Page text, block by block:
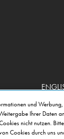
Copyright ©
und
Ihrer Daten
nicht nutzen.
Cookies durch uns